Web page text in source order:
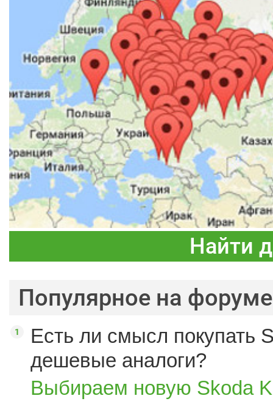
Найти
Популярное на форуме
Есть ли смысл покупать
дешевые аналоги?
Выбираем новую Skoda